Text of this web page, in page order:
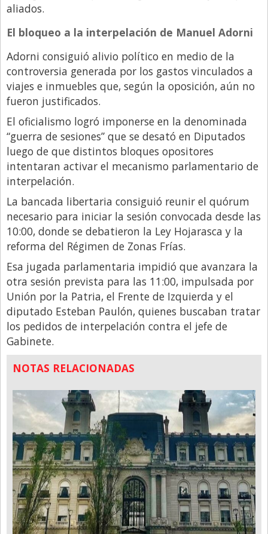
aliados.
El bloqueo a la interpelación de Manuel Adorni
Adorni consiguió alivio político en medio de la
controversia generada por los gastos vinculados a
viajes e inmuebles que, según la oposición, aún no
fueron justificados.
El oficialismo logró imponerse en la denominada
“guerra de sesiones” que se desató en Diputados
luego de que distintos bloques opositores
intentaran activar el mecanismo parlamentario de
interpelación.
La bancada libertaria consiguió reunir el quórum
necesario para iniciar la sesión convocada desde las
10:00, donde se debatieron la Ley Hojarasca y la
reforma del Régimen de Zonas Frías.
Esa jugada parlamentaria impidió que avanzara la
otra sesión prevista para las 11:00, impulsada por
Unión por la Patria, el Frente de Izquierda y el
diputado Esteban Paulón, quienes buscaban tratar
los pedidos de interpelación contra el jefe de
Gabinete.
NOTAS RELACIONADAS